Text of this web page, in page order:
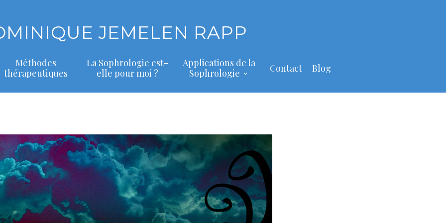
JEMELEN RAPP
Méthodes
thérapeutiques
La Sophrologie est-
elle pour moi ?
Applications de la
Sophrologie
Contact Blog